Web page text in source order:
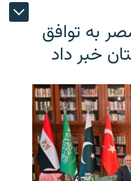
به توافق
خبر داد